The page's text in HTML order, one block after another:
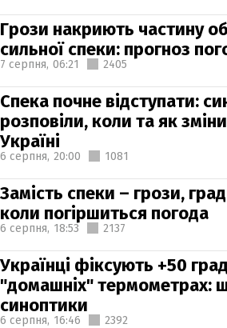
Грози накриють частину
сильної спеки: прогноз
7 серпня, 06:21 2405
Спека почне відступати:
розповіли, коли та як
Україні
6 серпня, 20:00 1081
Замість спеки – грози,
коли погіршиться погода
6 серпня, 18:53 2137
Українці фіксують +50
"домашніх" термометрах:
синоптики
6 серпня, 16:46 2392